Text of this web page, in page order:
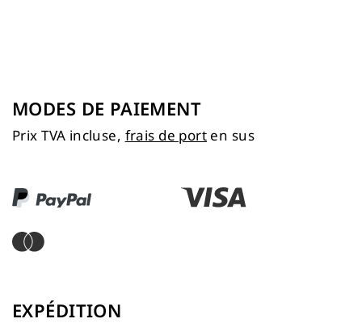
MODES DE PAIEMENT
Prix TVA incluse, frais de port en sus
EXPÉDITION